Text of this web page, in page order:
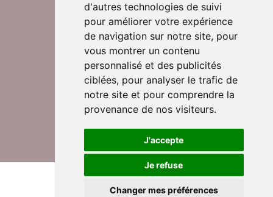
d'autres technologies de suivi
pour améliorer votre expérience
de navigation sur notre site, pour
vous montrer un contenu
personnalisé et des publicités
ciblées, pour analyser le trafic de
notre site et pour comprendre la
provenance de nos visiteurs.
J'accepte
Je refuse
Changer mes préférences
Suivez-nous sur Twitter
Rejoignez nos équipes
Nous contacter
© DomusVi 2026
Mentions légales